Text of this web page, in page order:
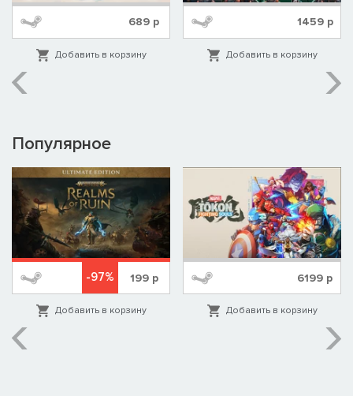
689 р
Добавить в корзину
1459р
Добавить в корзину
Популярное
-97% 199р
Добавить в корзину
6199 р
Добавить в корзину